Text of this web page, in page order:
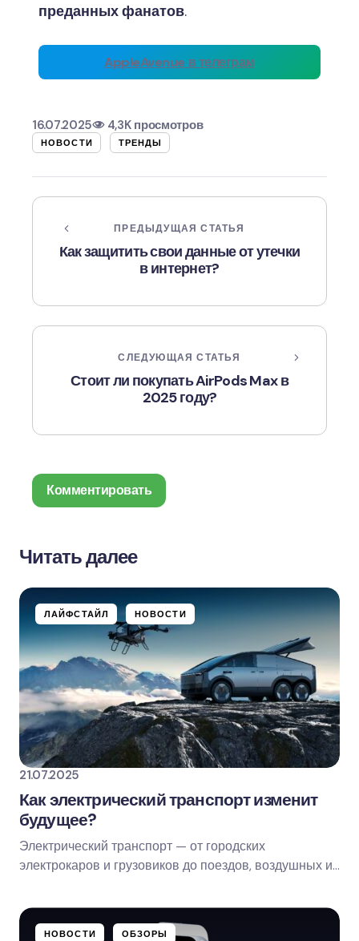
преданных фанатов.
AppleAvenue в телеграм
16.07.2025 4,3K просмотров
НОВОСТИ ТРЕНДЫ
ПРЕДЫДУЩАЯ СТАТЬЯ
Как защитить свои данные от утечки
в интернет?
СЛЕДУЮЩАЯ СТАТЬЯ
Стоит ли покупать AirPods Max в
2025 году?
Комментировать
Обязательные поля помечены*
Ваш комментарий
Name *
Email *
Save my name and email in this browser for
Оставить комментарий
Читать далее
ЛАЙФСТАЙЛ НОВОСТИ
21.07.2025
Как электрический транспорт изменит
будущее?
Электрический транспорт — от городских
электрокаров и грузовиков до поездов, воздушных и
НОВОСТИ ОБЗОРЫ